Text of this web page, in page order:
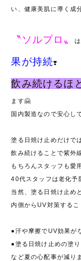
い、健康美肌に導く成
〝ソルプロ〟 は
果が持続❣️
飲み続けるほ
ます🤗
国内製造なので安心し
塗る日焼け止めだけで
飲み続けることで紫外
もちろんスタッフも愛
40代スタッフは老化予
当然、塗る日焼け止め
内側から UV対策するこ
●汗や摩擦で UV効果が
●塗る日焼け止めの塗
など夏の心配事が減り